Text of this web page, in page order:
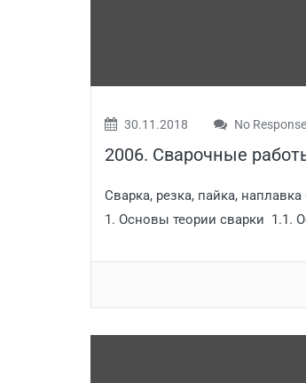
30.11.2018 No
2006. Сварочные
Сварка, резка, пайка,
1. Основы теории сварки 1.1.